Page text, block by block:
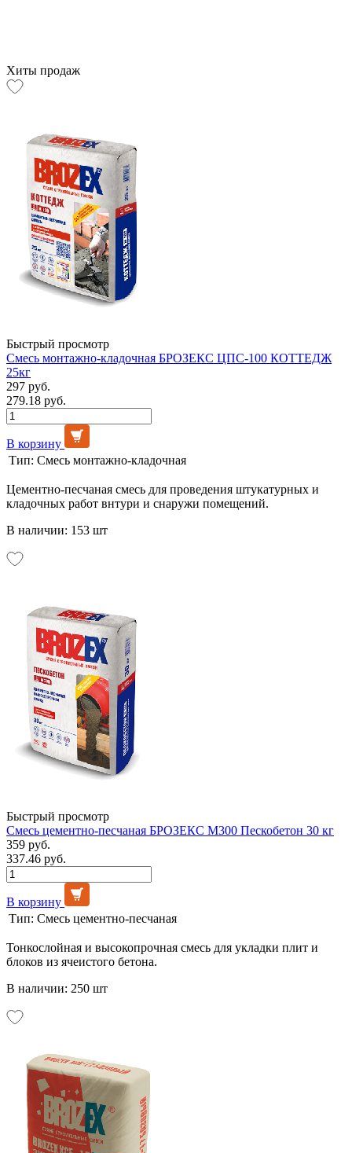
Хиты продаж
Быстрый просмотр
Смесь монтажно-кладочная БРОЗЕКС ЦПС-100 КОТТЕДЖ
25кг
297 руб.
279.18 руб.
В корзину
Тип: Смесь монтажно-кладочная
Цементно-песчаная смесь для проведения штукатурных и
кладочных работ внтури и снаружи помещений.
В наличии: 153 шт
Быстрый просмотр
Смесь цементно-песчаная БРОЗЕКС М300 Пескобетон 30 кг
359 руб.
337.46 руб.
В корзину
Тип: Смесь цементно-песчаная
Тонкослойная и высокопрочная смесь для укладки плит и
блоков из ячеистого бетона.
В наличии: 250 шт